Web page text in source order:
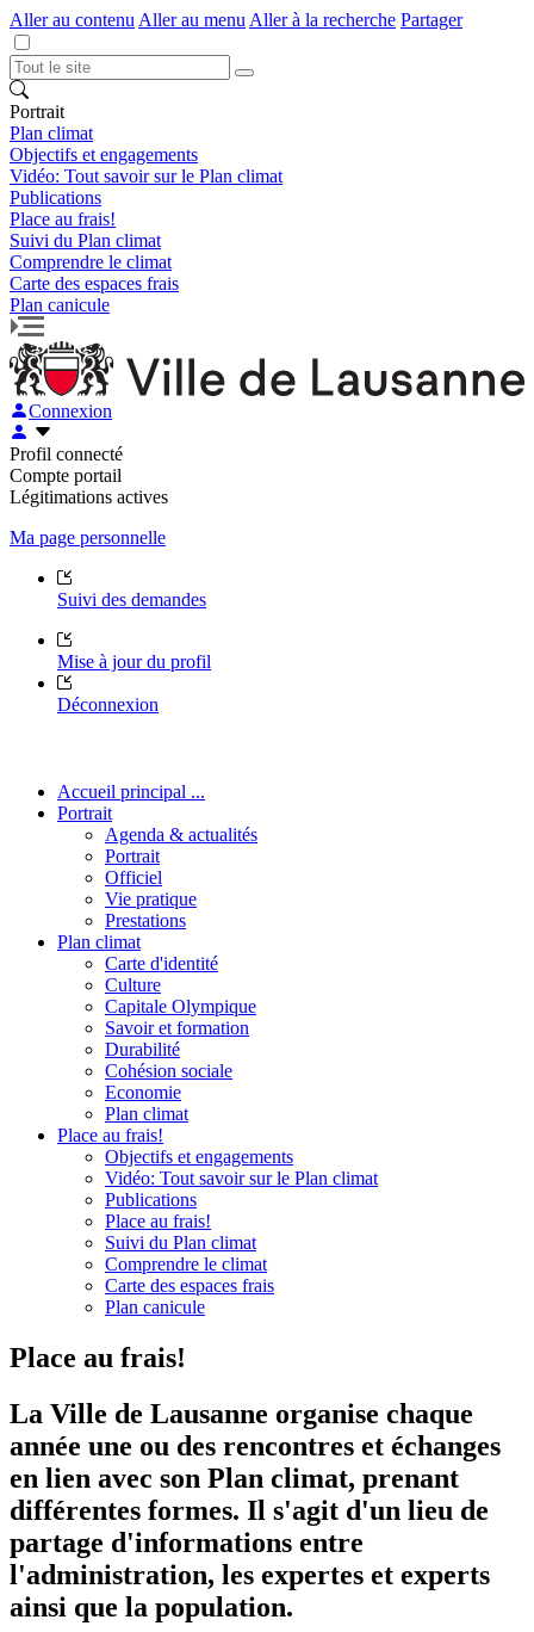
Aller au contenu Aller au menu Aller à la recherche Partager
Portrait
Plan climat
Objectifs et engagements
Vidéo: Tout savoir sur le Plan climat
Publications
Place au frais!
Suivi du Plan climat
Comprendre le climat
Carte des espaces frais
Plan canicule
Connexion
Profil connecté
Compte portail
Légitimations actives
Ma page personnelle
Suivi des demandes
Mise à jour du profil
Déconnexion
Accueil principal ...
Portrait
Agenda & actualités
Portrait
Officiel
Vie pratique
Prestations
Plan climat
Carte d'identité
Culture
Capitale Olympique
Savoir et formation
Durabilité
Cohésion sociale
Economie
Plan climat
Place au frais!
Objectifs et engagements
Vidéo: Tout savoir sur le Plan climat
Publications
Place au frais!
Suivi du Plan climat
Comprendre le climat
Carte des espaces frais
Plan canicule
Place au frais!
La Ville de Lausanne organise chaque
année une ou des rencontres et échanges
en lien avec son Plan climat, prenant
différentes formes. Il s'agit d'un lieu de
partage d'informations entre
l'administration, les expertes et experts
ainsi que la population.